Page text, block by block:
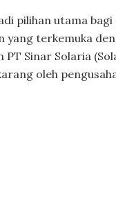
pilihan utama
terkemuka
Sinar Solaria
oleh